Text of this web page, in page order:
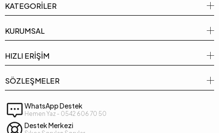
KATEGORİLER
KURUMSAL
HIZLI ERİŞİM
SÖZLEŞMELER
WhatsApp Destek
Hemen Yaz - 0542 606 70 50
Destek Merkezi